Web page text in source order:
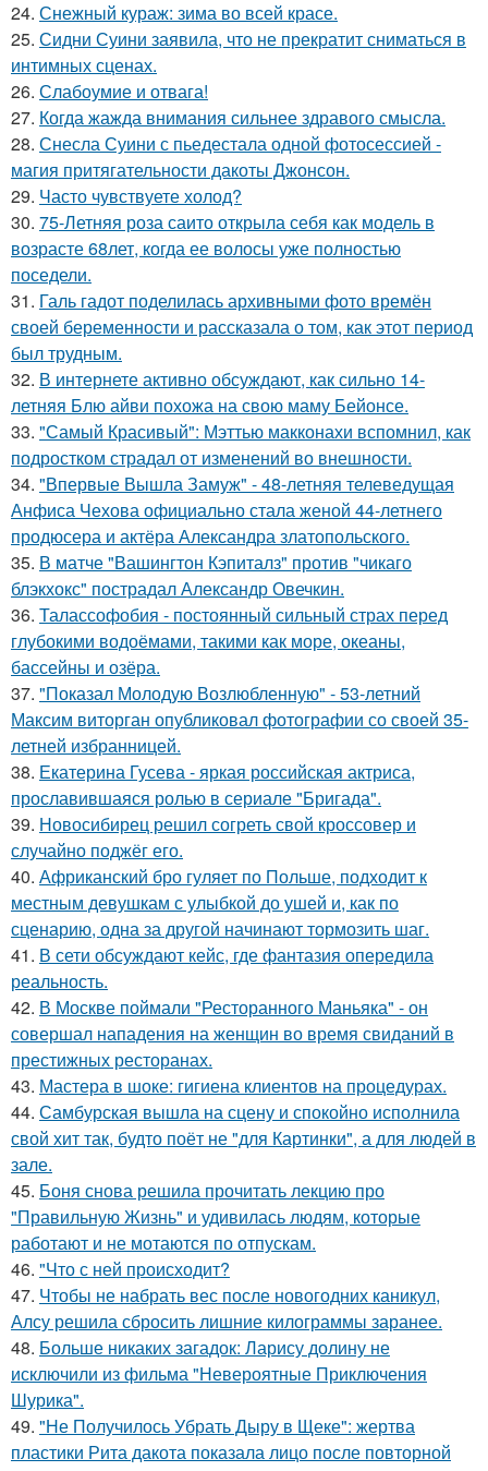
24. Снежный кураж: зима во всей красе.
25. Сидни Суини заявила, что не прекратит сниматься в
интимных сценах.
26. Слабоумие и отвага!
27. Когда жажда внимания сильнее здравого смысла.
28. Снесла Суини с пьедестала одной фотосессией -
магия притягательности дакоты Джонсон.
29. Часто чувствуете холод?
30. 75-Летняя роза саито открыла себя как модель в
возрасте 68лет, когда ее волосы уже полностью
поседели.
31. Галь гадот поделилась архивными фото времён
своей беременности и рассказала о том, как этот период
был трудным.
32. В интернете активно обсуждают, как сильно 14-
летняя Блю айви похожа на свою маму Бейонсе.
33. "Самый Красивый": Мэттью макконахи вспомнил, как
подростком страдал от изменений во внешности.
34. "Впервые Вышла Замуж" - 48-летняя телеведущая
Анфиса Чехова официально стала женой 44-летнего
продюсера и актёра Александра златопольского.
35. В матче "Вашингтон Кэпиталз" против "чикаго
блэкхокс" пострадал Александр Овечкин.
36. Талассофобия - постоянный сильный страх перед
глубокими водоёмами, такими как море, океаны,
бассейны и озёра.
37. "Показал Молодую Возлюбленную" - 53-летний
Максим виторган опубликовал фотографии со своей 35-
летней избранницей.
38. Екатерина Гусева - яркая российская актриса,
прославившаяся ролью в сериале "Бригада".
39. Новосибирец решил согреть свой кроссовер и
случайно поджёг его.
40. Африканский бро гуляет по Польше, подходит к
местным девушкам с улыбкой до ушей и, как по
сценарию, одна за другой начинают тормозить шаг.
41. В сети обсуждают кейс, где фантазия опередила
реальность.
42. В Москве поймали "Ресторанного Маньяка" - он
совершал нападения на женщин во время свиданий в
престижных ресторанах.
43. Мастера в шоке: гигиена клиентов на процедурах.
44. Самбурская вышла на сцену и спокойно исполнила
свой хит так, будто поёт не "для Картинки", а для людей в
зале.
45. Боня снова решила прочитать лекцию про
"Правильную Жизнь" и удивилась людям, которые
работают и не мотаются по отпускам.
46. "Что с ней происходит?
47. Чтобы не набрать вес после новогодних каникул,
Алсу решила сбросить лишние килограммы заранее.
48. Больше никаких загадок: Ларису долину не
исключили из фильма "Невероятные Приключения
Шурика".
49. "Не Получилось Убрать Дыру в Щеке": жертва
пластики Рита дакота показала лицо после повторной